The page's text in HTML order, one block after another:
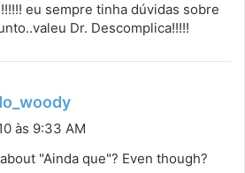
s
eu sempre tinha dúvidas sobre
Dr. Descomplica!!!!!
i
às 9:33 AM
"Ainda que"? Even though?